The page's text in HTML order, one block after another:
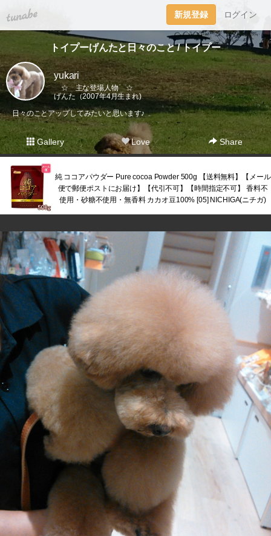
tuna.be 新規登録 ログイン
トイプーげんたと日々のこと / トイプー
yukari
☆ 主な登場人物 ☆
げんた（2007年4月生まれ)
日々のことアップしてみたいと思います♪
Gallery Love Share
純 ココアパウダー Pure cocoa Powder 500g 【送料無料】【メール
便で郵便ポストにお届け】【代引不可】【時間指定不可】 香料不
使用・砂糖不使用・無香料 カカオ豆100% [05] NICHIGA(ニチガ)